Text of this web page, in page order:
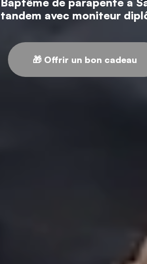
tandem avec moniteur
🎁 Offrir un bon cadeau